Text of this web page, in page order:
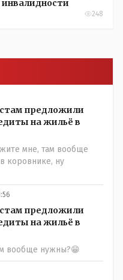
инвалидности
248
предложили
на жильё в
мне, там вообще
коровнике, ну
предложили
на жильё в
вообще нужны?😁